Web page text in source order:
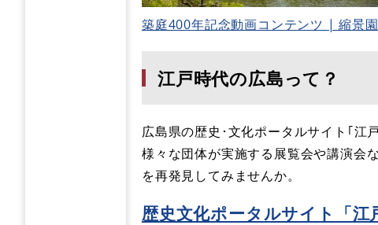
築庭400年記念動画コンテンツ | 縮景
江戸時代の広島って？
広島県の歴史･文化ポータルサイト｢江
様々な団体が実施する展覧会や講演会
を再発見してみませんか。
歴史文化ポータルサイト「江